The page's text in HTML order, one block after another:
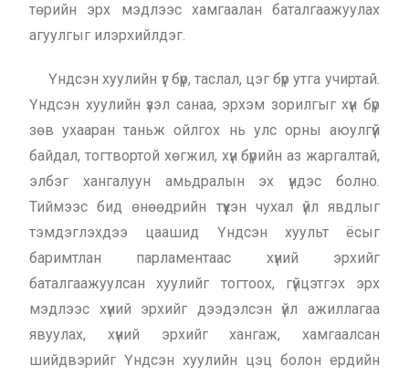
төрийн эрх мэдлээс хамгаалан баталгаажуулах
агуулгыг илэрхийлдэг.
Үндсэн хуулийн үг бүр, таслал, цэг бүр утга учиртай.
Үндсэн хуулийн үзэл санаа, эрхэм зорилгыг хүн бүр
зөв ухааран таньж ойлгох нь улс орны аюулгүй
байдал, тогтвортой хөгжил, хүн бүрийн аз жаргалтай,
элбэг хангалуун амьдралын эх үндэс болно.
Тиймээс бид өнөөдрийн түүхэн чухал үйл явдлыг
тэмдэглэхдээ цаашид Үндсэн хуульт ёсыг
баримтлан парламентаас хүний эрхийг
баталгаажуулсан хуулийг тогтоох, гүйцэтгэх эрх
мэдлээс хүний эрхийг дээдэлсэн үйл ажиллагаа
явуулах, хүний эрхийг хангаж, хамгаалсан
шийдвэрийг Үндсэн хуулийн цэц болон ердийн